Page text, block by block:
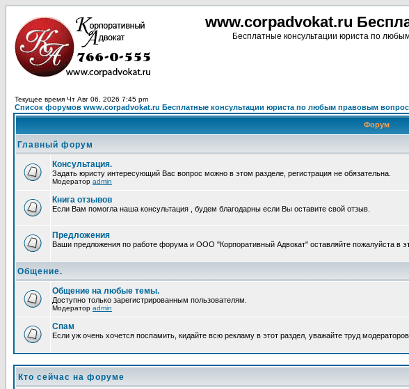
www.corpadvokat.ru
Бесплатные консультации юриста по
Текущее время Чт Авг 06, 2026 7:45 pm
Список форумов www.corpadvokat.ru Бесплатные консультации юриста по любым правовым
Форум
Главный форум
Консультация.
Задать юристу интересующий Вас вопрос можно в этом разделе, регистрация не обязательна.
Модератор admin
Книга отзывов
Если Вам помогла наша консультация , будем благодарны если Вы оставите свой отзыв.
Предложения
Ваши предложения по работе форума и ООО "Корпоративный Адвокат" оставляйте пожалуйста в
Общение.
Общение на любые темы.
Доступно только зарегистрированным пользователям.
Модератор admin
Спам
Если уж очень хочется поспамить, кидайте всю рекламу в этот раздел, уважайте труд модераторов.
Кто сейчас на форуме